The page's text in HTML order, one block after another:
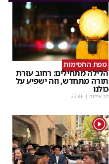
מפת החסימות
הלילה מתחילים: רחוב עזרת
תורה מתחדש, וזה ישפיע על
כולנו
דב אייזנר |
22:46
1